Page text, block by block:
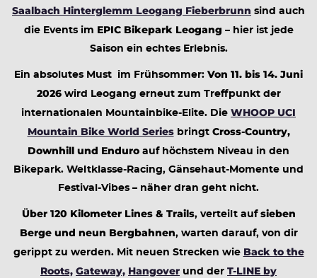
Saalbach Hinterglemm Leogang Fieberbrunn sind auch
die Events im EPIC Bikepark Leogang – hier ist jede
Saison ein echtes Erlebnis.
Ein absolutes Must im Frühsommer: Von 11. bis 14. Juni
2026wird Leogang erneut zum Treffpunkt der
internationalen Mountainbike-Elite. Die WHOOP UCI
Mountain Bike World Seriesbringt Cross-Country,
Downhill und Enduro auf höchstem Niveau in den
Bikepark. Weltklasse-Racing, Gänsehaut-Momente und
Festival-Vibes – näher dran geht nicht.
Über 120 Kilometer Lines & Trails, verteilt auf sieben
Berge und neun Bergbahnen, warten darauf, von dir
gerippt zu werden. Mit neuen Strecken wie Back to the
Roots, Gateway, Hangover und der T-LINE by